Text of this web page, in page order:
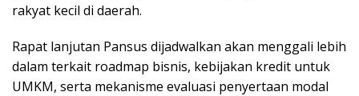
rakyat kecil di daerah.
Rapat lanjutan Pansus dijadwalkan akan menggali lebih
dalam terkait roadmap bisnis, kebijakan kredit untuk
UMKM, serta mekanisme evaluasi penyertaan modal